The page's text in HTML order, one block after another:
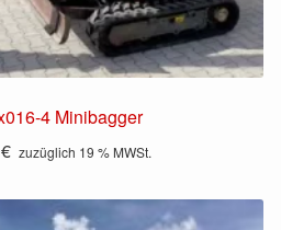
4 Minibagger
€ zuzüglich 19 % MWSt.